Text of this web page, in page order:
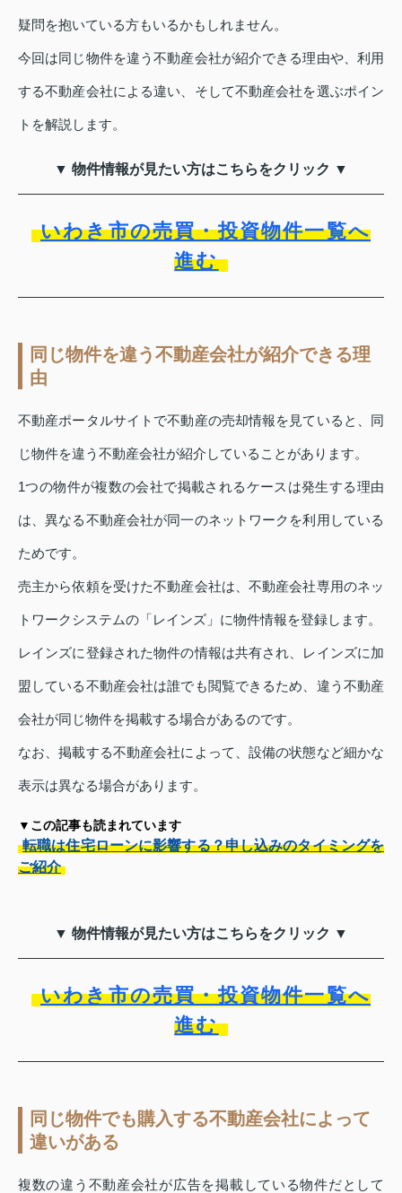
疑問を抱いている方もいるかもしれません。
今回は同じ物件を違う不動産会社が紹介できる理由や、利用
する不動産会社による違い、そして不動産会社を選ぶポイン
トを解説します。
▼ 物件情報が見たい方はこちらをクリック ▼
いわき市の売買・投資物件一覧へ
進む
同じ物件を違う不動産会社が紹介できる理
由
不動産ポータルサイトで不動産の売却情報を見ていると、同
じ物件を違う不動産会社が紹介していることがあります。
1つの物件が複数の会社で掲載されるケースは発生する理由
は、異なる不動産会社が同一のネットワークを利用している
ためです。
売主から依頼を受けた不動産会社は、不動産会社専用のネッ
トワークシステムの「レインズ」に物件情報を登録します。
レインズに登録された物件の情報は共有され、レインズに加
盟している不動産会社は誰でも閲覧できるため、違う不動産
会社が同じ物件を掲載する場合があるのです。
なお、掲載する不動産会社によって、設備の状態など細かな
表示は異なる場合があります。
▼この記事も読まれています
転職は住宅ローンに影響する？申し込みのタイミングを
ご紹介
▼ 物件情報が見たい方はこちらをクリック ▼
いわき市の売買・投資物件一覧へ
進む
同じ物件でも購入する不動産会社によって
違いがある
複数の違う不動産会社が広告を掲載している物件だとして